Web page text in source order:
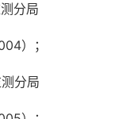
分局
）；
分局